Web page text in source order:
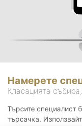
Намерете
Класацията
Търсите специалист
търсачка.